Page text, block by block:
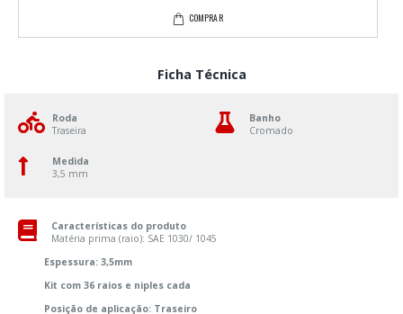
COMPRAR
Ficha Técnica
Roda
Traseira
Banho
Cromado
Medida
3,5 mm
Características do produto
Matéria prima (raio): SAE 1030/ 1045
Espessura: 3,5mm
Kit com 36 raios e niples cada
Posição de aplicação: Traseiro